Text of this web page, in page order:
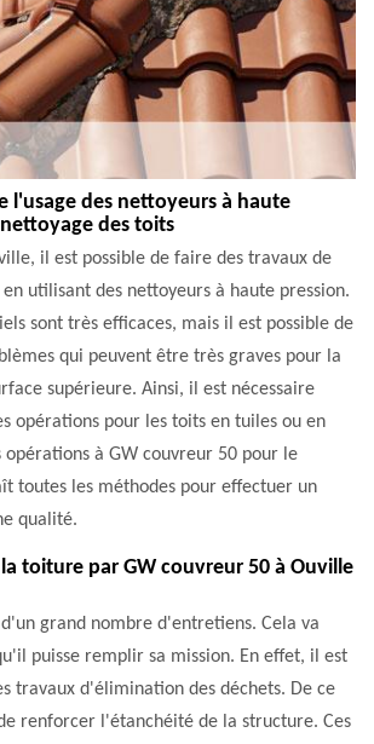
l'usage des nettoyeurs à haute
des toits
il est possible de faire des travaux de
utilisant des nettoyeurs à haute pression.
sont très efficaces, mais il est possible de
qui peuvent être très graves pour la
supérieure. Ainsi, il est nécessaire
opérations pour les toits en tuiles ou en
opérations à GW couvreur 50 pour le
toutes les méthodes pour effectuer un
qualité.
toiture par GW couvreur 50 à Ouville
grand nombre d'entretiens. Cela va
puisse remplir sa mission. En effet, il est
travaux d'élimination des déchets. De ce
renforcer l'étanchéité de la structure. Ces